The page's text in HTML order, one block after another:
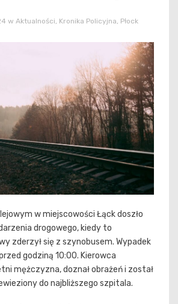
w Aktualności Kronika Policyjna Płock
w miejscowości Łąck doszło
drogowego, kiedy to
zderzył się z szynobusem. Wypadek
godziną 10:00. Kierowca
mężczyzna, doznał obrażeń i został
do najbliższego szpitala.